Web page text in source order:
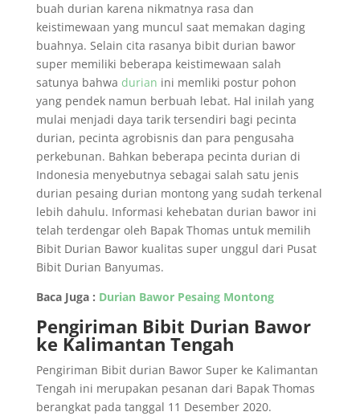
buah durian karena nikmatnya rasa dan
keistimewaan yang muncul saat memakan daging
buahnya. Selain cita rasanya bibit durian bawor
super memiliki beberapa keistimewaan salah
satunya bahwa durian ini memliki postur pohon
yang pendek namun berbuah lebat. Hal inilah yang
mulai menjadi daya tarik tersendiri bagi pecinta
durian, pecinta agrobisnis dan para pengusaha
perkebunan. Bahkan beberapa pecinta durian di
Indonesia menyebutnya sebagai salah satu jenis
durian pesaing durian montong yang sudah terkenal
lebih dahulu. Informasi kehebatan durian bawor ini
telah terdengar oleh Bapak Thomas untuk memilih
Bibit Durian Bawor kualitas super unggul dari Pusat
Bibit Durian Banyumas.
Baca Juga : Durian Bawor Pesaing Montong
Pengiriman Bibit Durian Bawor
ke Kalimantan Tengah
Pengiriman Bibit durian Bawor Super ke Kalimantan
Tengah ini merupakan pesanan dari Bapak Thomas
berangkat pada tanggal 11 Desember 2020.